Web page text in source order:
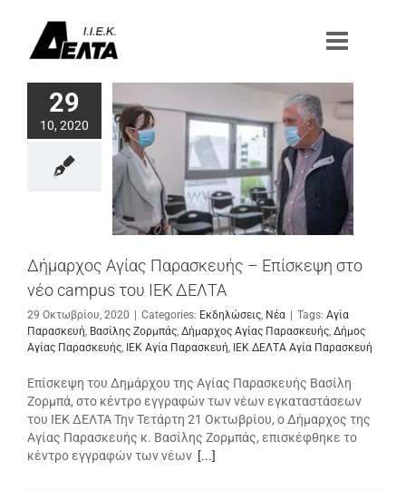
περιεχόμενο
29
10, 2020
Δήμαρχος Αγίας Παρασκευής – Επίσκεψη στο
νέο campus του ΙΕΚ ΔΕΛΤΑ
29 Οκτωβρίου, 2020 | Categories: Εκδηλώσεις Νέα | Tags: Αγία
Παρασκευή Βασίλης Ζορμπάς Δήμαρχος Αγίας Παρασκευής Δήμος
Αγίας Παρασκευής ΙΕΚ Αγία Παρασκευή ΙΕΚ ΔΕΛΤΑ Αγία Παρασκευή
Επίσκεψη του Δημάρχου της Αγίας Παρασκευής Βασίλη
Ζορμπά, στο κέντρο εγγραφών των νέων εγκαταστάσεων
του ΙΕΚ ΔΕΛΤΑ Την Τετάρτη 21 Οκτωβρίου, ο Δήμαρχος της
Αγίας Παρασκευής κ. Βασίλης Ζορμπάς, επισκέφθηκε το
κέντρο εγγραφών των νέων [...]